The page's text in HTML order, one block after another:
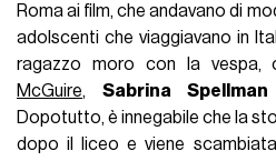
Roma ai film, che andavano di
adolscenti che viaggiavano in
ragazzo moro con la vespa,
McGuire,Sabrina Spellman
Dopotutto, è innegabile che la
dopo il liceo e viene